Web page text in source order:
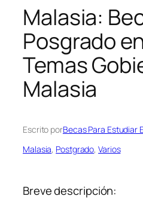
Malasia:
Posgrado
Temas
Malasia
Escrito porBecas Para Estudiar
Malasia, Postgrado, Varios
Breve descripción: